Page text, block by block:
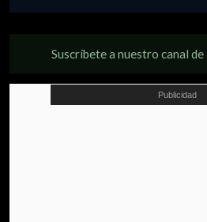
Suscríbete a nuestro canal de